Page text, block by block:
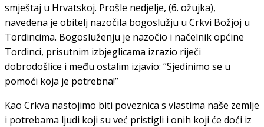
smještaj u Hrvatskoj. Prošle nedjelje, (6. ožujka),
navedena je obitelj nazočila bogoslužju u Crkvi Božjoj u
Tordincima. Bogosluženju je nazočio i načelnik općine
Tordinci, prisutnim izbjeglicama izrazio riječi
dobrodošlice i među ostalim izjavio: “Sjedinimo se u
pomoći koja je potrebna!”
Kao Crkva nastojimo biti poveznica s vlastima naše zemlje
i potrebama ljudi koji su već pristigli i onih koji će doći iz